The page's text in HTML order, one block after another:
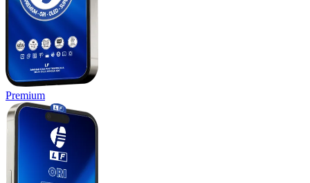
Premium